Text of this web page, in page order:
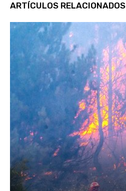
ARTÍCULOS RELACIONADOS